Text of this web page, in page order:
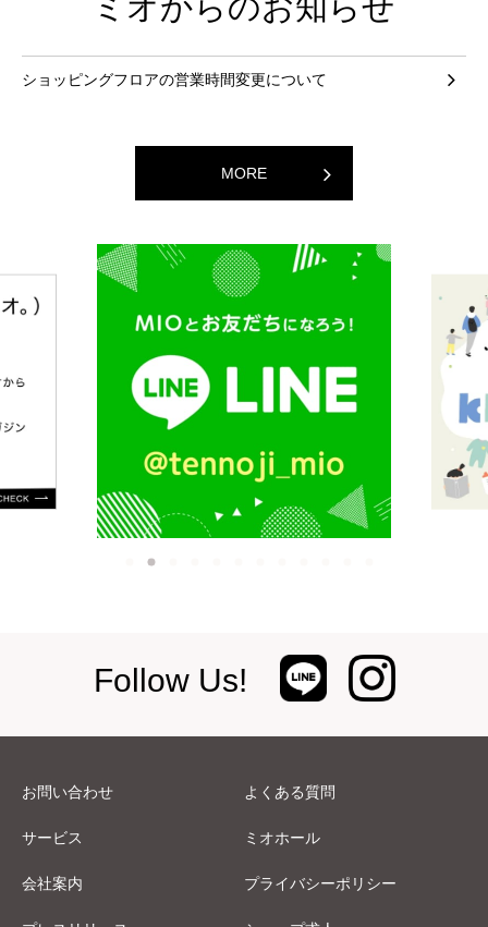
ミオからのお知らせ
ショッピングフロアの営業時間変更について
MORE
Follow Us!
お問い合わせ よくある質問
サービス ミオホール
会社案内 プライバシーポリシー